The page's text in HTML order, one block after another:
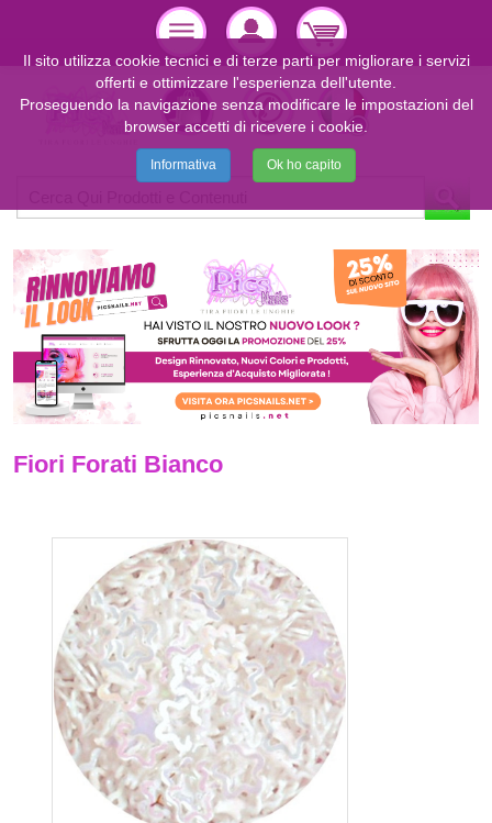
Fiori Forati Bianco
Il sito utilizza cookie tecnici e di terze parti per migliorare i servizi
offerti e ottimizzare l'esperienza dell'utente.
Proseguendo la navigazione senza modificare le impostazioni del
browser accetti di ricevere i cookie.
Informativa Ok ho capito